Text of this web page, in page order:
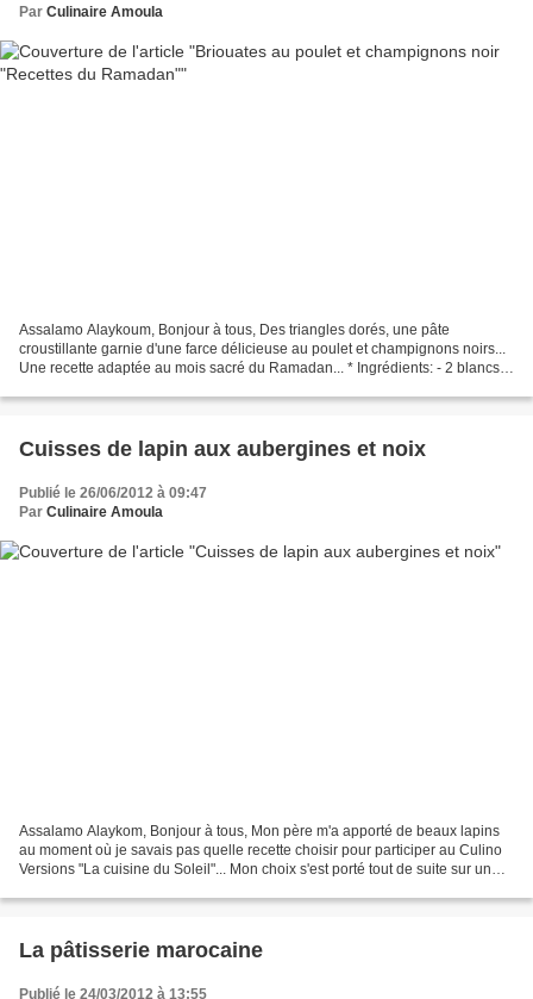
Par Culinaire Amoula
Assalamo Alaykoum, Bonjour à tous, Des triangles dorés, une pâte
croustillante garnie d'une farce délicieuse au poulet et champignons noirs...
Une recette adaptée au mois sacré du Ramadan... * Ingrédients: - 2 blancs
Cuisses de lapin aux aubergines et noix
Publié le 26/06/2012 à 09:47
Par Culinaire Amoula
Assalamo Alaykom, Bonjour à tous, Mon père m'a apporté de beaux lapins
au moment où je savais pas quelle recette choisir pour participer au Culino
Versions "La cuisine du Soleil"... Mon choix s'est porté tout de suite sur un
La pâtisserie marocaine
Publié le 24/03/2012 à 13:55